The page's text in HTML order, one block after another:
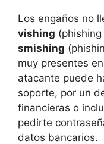
Los engaños no
vishing
smishing
muy presentes
atacante puede
soporte, por un
financieras o
pedirte
datos bancarios.